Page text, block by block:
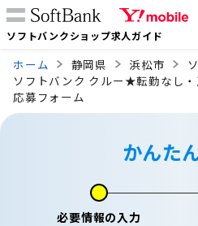
ソフトバンクショップ求人ガイド
ホーム 静岡県 浜松市
ソフトバンク クルー★転勤なし・
応募フォーム
かんた
必要情報の入力